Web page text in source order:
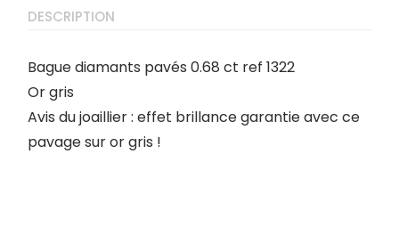
DESCRIPTION
Bague diamants pavés 0.68 ct ref 1322
Or gris
Avis du joaillier : effet brillance garantie avec ce
pavage sur or gris !